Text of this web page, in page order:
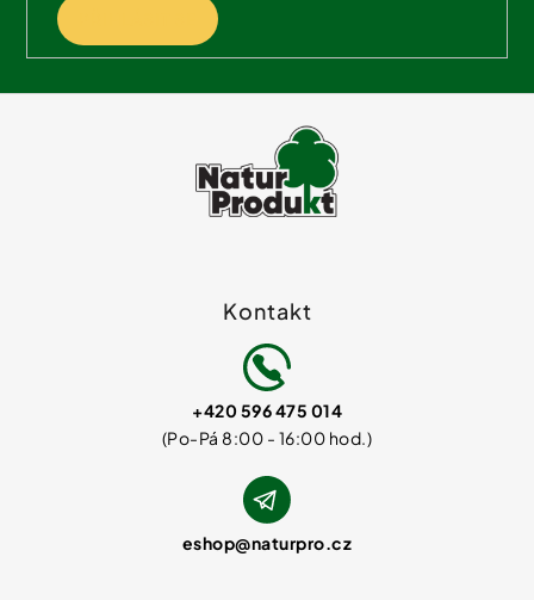
Kontakt
eshop@naturpro.cz
+420 596 475 014